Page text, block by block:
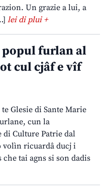
Un grazie a lui, a
lei di plui +
popul furlan al
cul cjâf e vîf
Glesie di Sante Marie
cun la
di Culture Patrie dal
volìn ricuardâ ducj i
tai agns si son dadis